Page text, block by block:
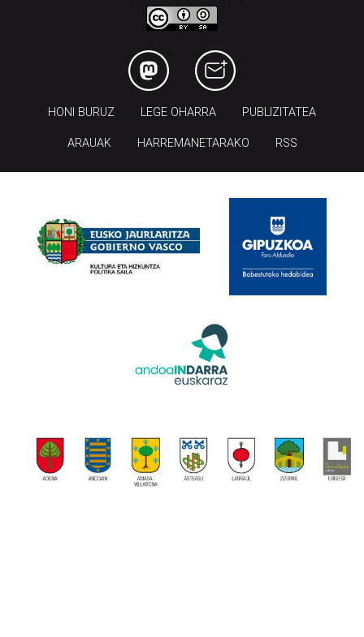
HONI BURUZ LEGE OHARRA PUBLIZITATEA
ARAUAK HARREMANETARAKO RSS